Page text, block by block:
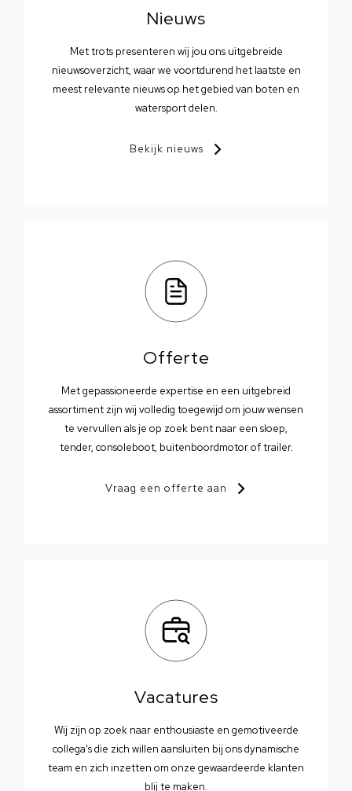
Nieuws
Met trots presenteren wij jou ons uitgebreide
nieuwsoverzicht, waar we voortdurend het laatste en
meest relevante nieuws op het gebied van boten en
watersport delen.
Bekijk nieuws
Offerte
Met gepassioneerde expertise en een uitgebreid
assortiment zijn wij volledig toegewijd om jouw wensen
te vervullen als je op zoek bent naar een sloep,
tender, consoleboot, buitenboordmotor of trailer.
Vraag een offerte aan
Vacatures
Wij zijn op zoek naar enthousiaste en gemotiveerde
collega's die zich willen aansluiten bij ons dynamische
team en zich inzetten om onze gewaardeerde klanten
blij te maken.